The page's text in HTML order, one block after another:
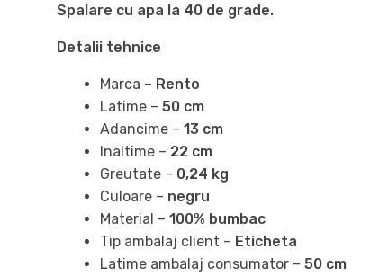
Spalare cu apa la 40 de grade.
Detalii tehnice
Marca – Rento
Latime – 50 cm
Adancime – 13 cm
Inaltime – 22 cm
Greutate – 0,24 kg
Culoare – negru
Material – 100% bumbac
Tip ambalaj client – Eticheta
Latime ambalaj consumator – 50 cm